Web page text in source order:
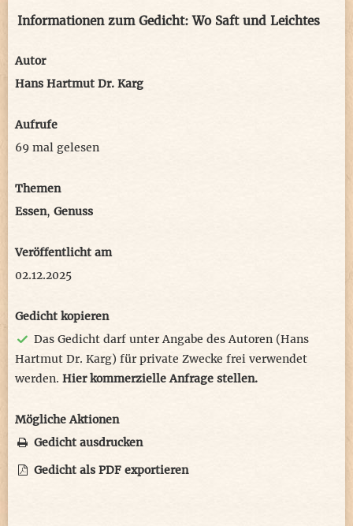
Informationen zum Gedicht: Wo Saft und Leichtes
Autor
Hans Hartmut Dr. Karg
Aufrufe
69 mal gelesen
Themen
Essen, Genuss
Veröffentlicht am
02.12.2025
Gedicht kopieren
Das Gedicht darf unter Angabe des Autoren (Hans
Hartmut Dr. Karg) für private Zwecke frei verwendet
werden. Hier kommerzielle Anfrage stellen.
Mögliche Aktionen
Gedicht ausdrucken
Gedicht als PDF exportieren